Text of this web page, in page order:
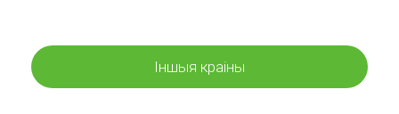
Іншыя краіны